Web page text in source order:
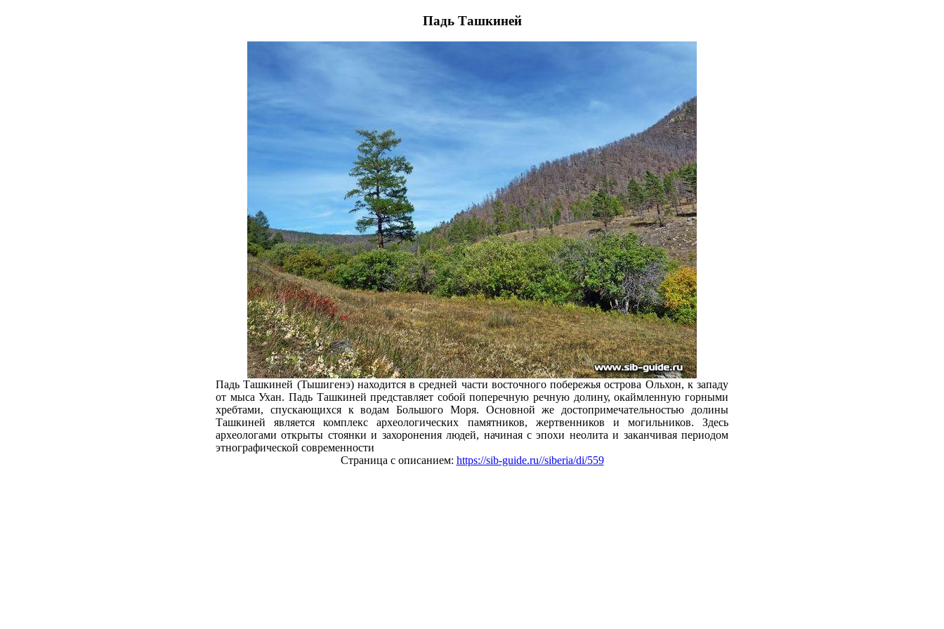
Падь Ташкиней
Падь Ташкиней (Тышигенэ) находится в средней части восточного побережья острова Ольхон, к западу
от мыса Ухан. Падь Ташкиней представляет собой поперечную речную долину, окаймленную горными
хребтами, спускающихся к водам Большого Моря. Основной же достопримечательностью долины
Ташкиней является комплекс археологических памятников, жертвенников и могильников. Здесь
археологами открыты стоянки и захоронения людей, начиная с эпохи неолита и заканчивая периодом
этнографической современности
Страница с описанием: https://sib-guide.ru//siberia/di/559